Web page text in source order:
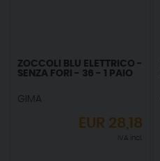
ZOCCOLI BLU ELETTRICO -
SENZA FORI - 36 - 1 PAIO
GIMA
EUR 28,18
IVA incl.